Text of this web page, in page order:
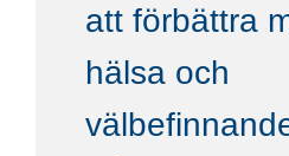
att förbättra
hälsa och